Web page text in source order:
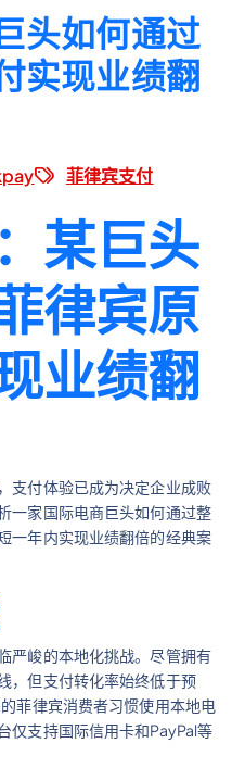
头如何通过
实现业绩翻
菲律宾支付
某巨头
律宾原
业绩翻
支付体验已成为决定企业成败
一家国际电商巨头如何通过整
一年内实现业绩翻倍的经典案
严峻的本地化挑战。尽管拥有
，但支付转化率始终低于预
菲律宾消费者习惯使用本地电
仅支持国际信用卡和PayPal等